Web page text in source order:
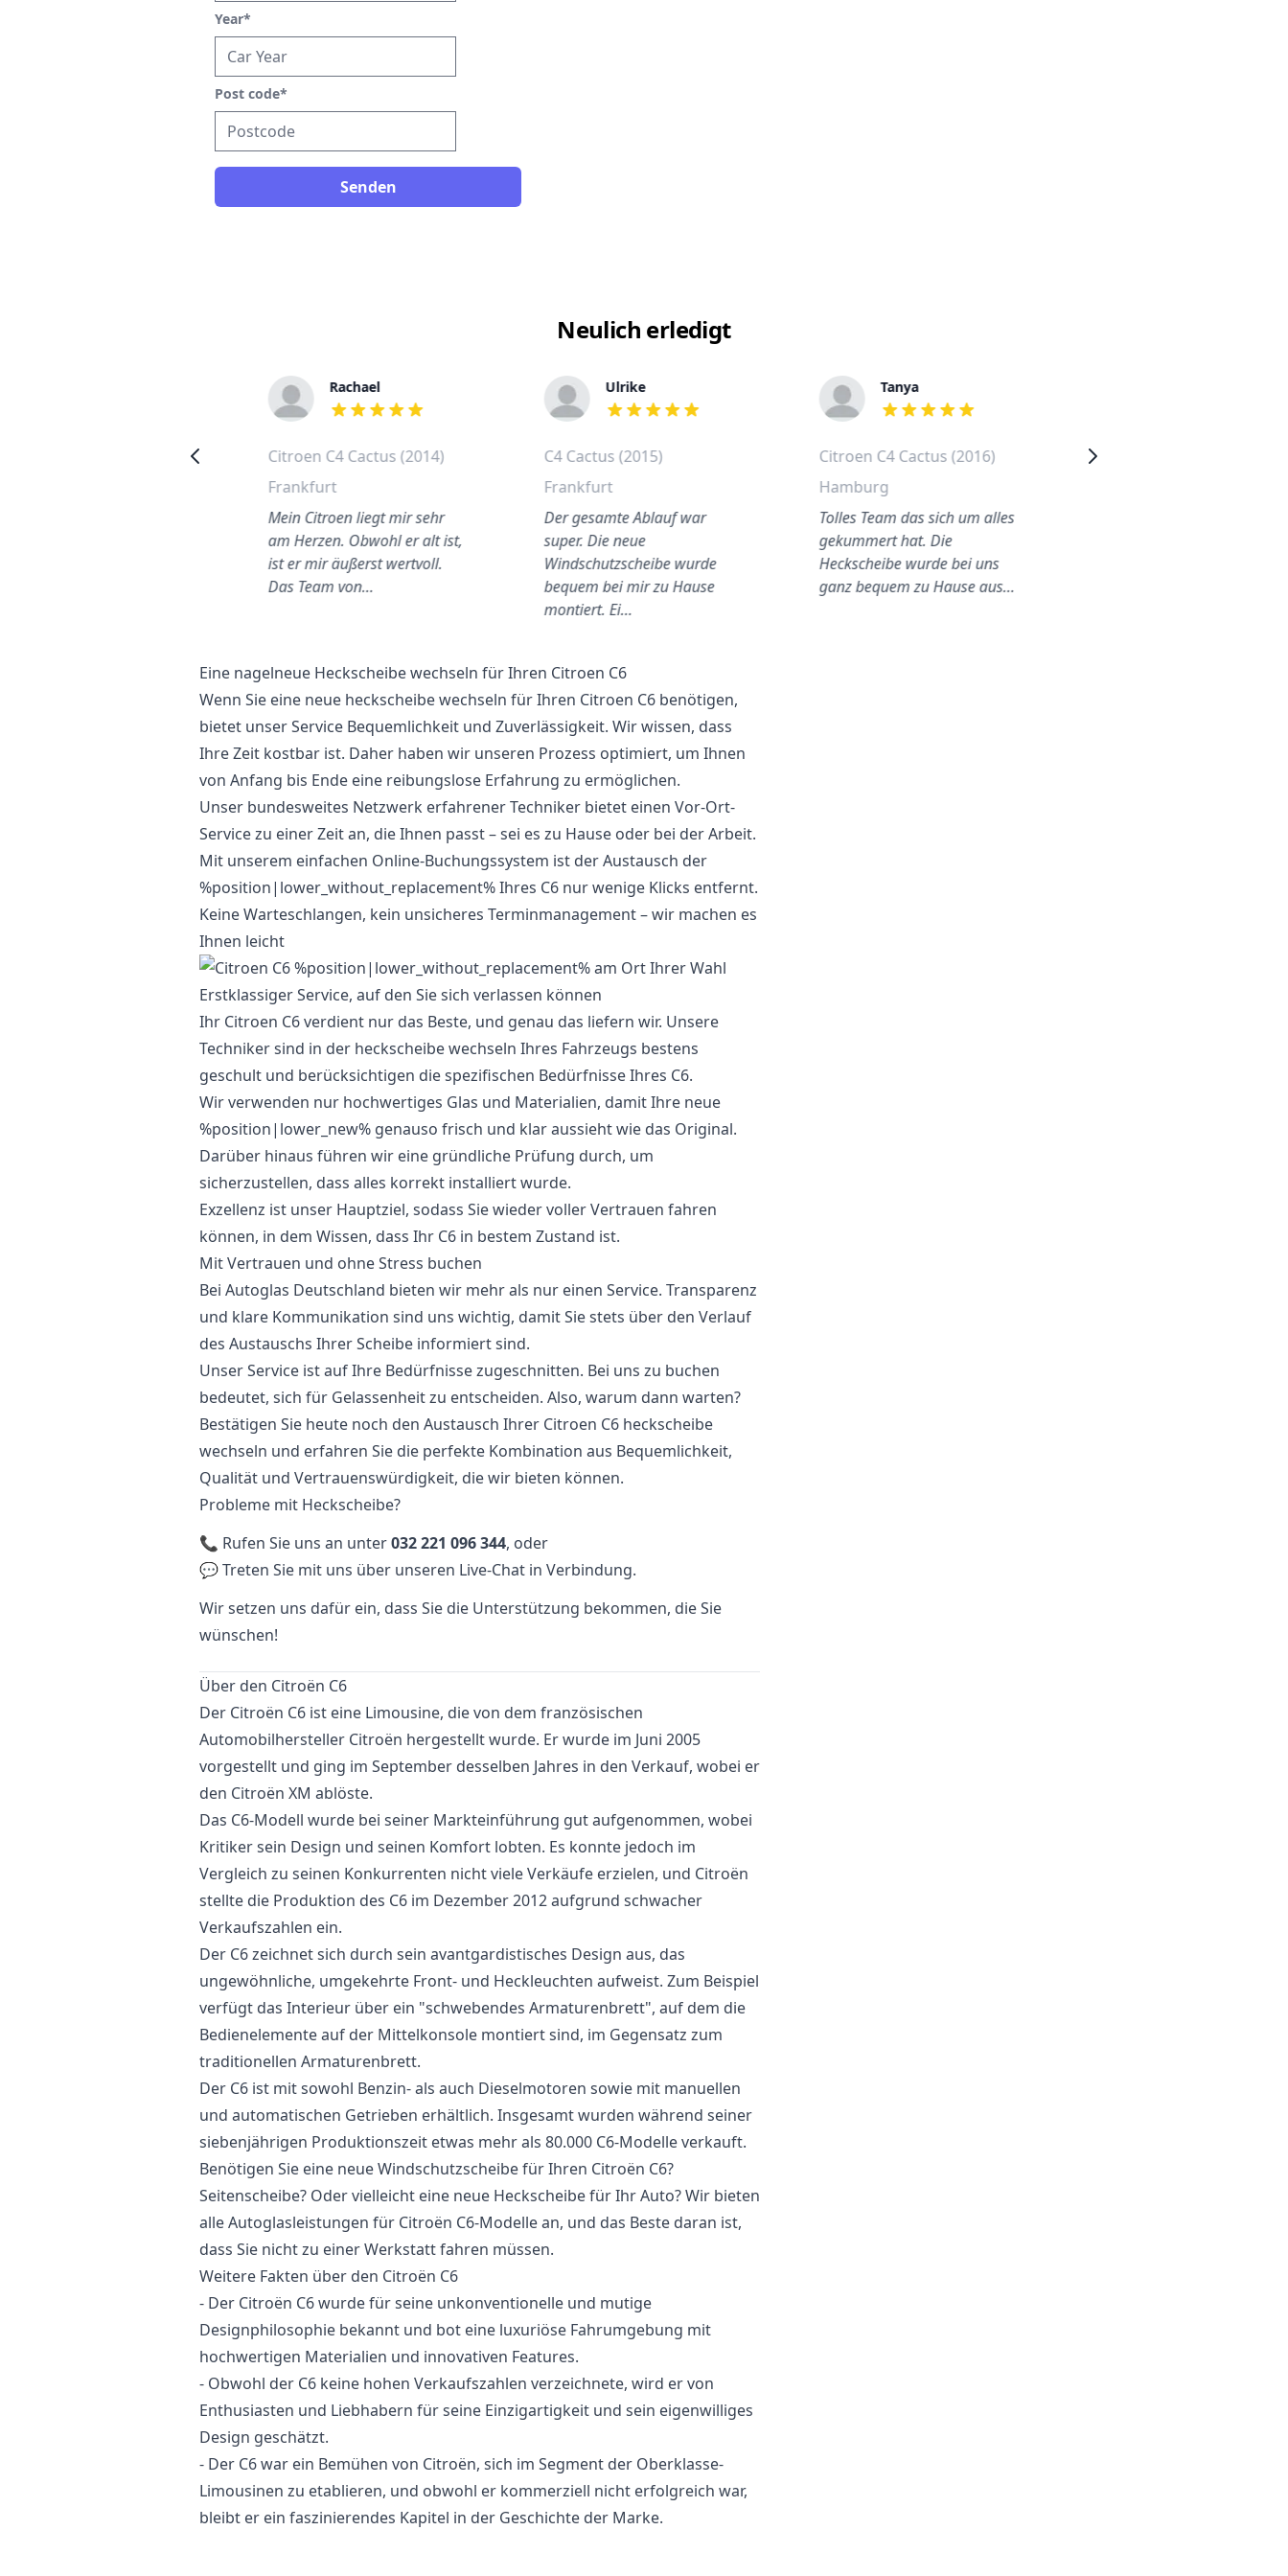
Year*
Post code*
Senden
Neulich erledigt
Rachael
out of 5 stars
Citroen C4 Cactus (2014)
Frankfurt
Mein Citroen liegt mir sehr
am Herzen. Obwohl er alt ist,
ist er mir äußerst wertvoll.
Das Team von…
Ulrike
out of 5 stars
C4 Cactus (2015)
Frankfurt
Der gesamte Ablauf war
super. Die neue
Windschutzscheibe wurde
bequem bei mir zu Hause
montiert. Ei…
Tanya
out of 5 stars
Citroen C4 Cactus (2016)
Hamburg
Tolles Team das sich um alles
gekummert hat. Die
Heckscheibe wurde bei uns
ganz bequem zu Hause aus…
Citroen Berlingo
Eine nagelneue Heckscheibe wechseln für Ihren Citroen C6
Wenn Sie eine neue heckscheibe wechseln für Ihren Citroen C6 benötigen,
bietet unser Service Bequemlichkeit und Zuverlässigkeit. Wir wissen, dass
Ihre Zeit kostbar ist. Daher haben wir unseren Prozess optimiert, um Ihnen
von Anfang bis Ende eine reibungslose Erfahrung zu ermöglichen.
Unser bundesweites Netzwerk erfahrener Techniker bietet einen Vor-Ort-
Service zu einer Zeit an, die Ihnen passt – sei es zu Hause oder bei der Arbeit.
Mit unserem einfachen Online-Buchungssystem ist der Austausch der
%position|lower_without_replacement% Ihres C6 nur wenige Klicks entfernt.
Keine Warteschlangen, kein unsicheres Terminmanagement – wir machen es
Ihnen leicht
Erstklassiger Service, auf den Sie sich verlassen können
Ihr Citroen C6 verdient nur das Beste, und genau das liefern wir. Unsere
Techniker sind in der heckscheibe wechseln Ihres Fahrzeugs bestens
geschult und berücksichtigen die spezifischen Bedürfnisse Ihres C6.
Wir verwenden nur hochwertiges Glas und Materialien, damit Ihre neue
%position|lower_new% genauso frisch und klar aussieht wie das Original.
Darüber hinaus führen wir eine gründliche Prüfung durch, um
sicherzustellen, dass alles korrekt installiert wurde.
Exzellenz ist unser Hauptziel, sodass Sie wieder voller Vertrauen fahren
können, in dem Wissen, dass Ihr C6 in bestem Zustand ist.
Mit Vertrauen und ohne Stress buchen
Bei Autoglas Deutschland bieten wir mehr als nur einen Service. Transparenz
und klare Kommunikation sind uns wichtig, damit Sie stets über den Verlauf
des Austauschs Ihrer Scheibe informiert sind.
Unser Service ist auf Ihre Bedürfnisse zugeschnitten. Bei uns zu buchen
bedeutet, sich für Gelassenheit zu entscheiden. Also, warum dann warten?
Bestätigen Sie heute noch den Austausch Ihrer Citroen C6 heckscheibe
wechseln und erfahren Sie die perfekte Kombination aus Bequemlichkeit,
Qualität und Vertrauenswürdigkeit, die wir bieten können.
Probleme mit Heckscheibe?
📞 Rufen Sie uns an unter032 221 096 344, oder
💬 Treten Sie mit uns über unseren Live-Chat in Verbindung.
Wir setzen uns dafür ein, dass Sie die Unterstützung bekommen, die Sie
wünschen!
Über den Citroën C6
Der Citroën C6 ist eine Limousine, die von dem französischen
Automobilhersteller Citroën hergestellt wurde. Er wurde im Juni 2005
vorgestellt und ging im September desselben Jahres in den Verkauf, wobei er
den Citroën XM ablöste.
Das C6-Modell wurde bei seiner Markteinführung gut aufgenommen, wobei
Kritiker sein Design und seinen Komfort lobten. Es konnte jedoch im
Vergleich zu seinen Konkurrenten nicht viele Verkäufe erzielen, und Citroën
stellte die Produktion des C6 im Dezember 2012 aufgrund schwacher
Verkaufszahlen ein.
Der C6 zeichnet sich durch sein avantgardistisches Design aus, das
ungewöhnliche, umgekehrte Front- und Heckleuchten aufweist. Zum Beispiel
verfügt das Interieur über ein "schwebendes Armaturenbrett", auf dem die
Bedienelemente auf der Mittelkonsole montiert sind, im Gegensatz zum
traditionellen Armaturenbrett.
Der C6 ist mit sowohl Benzin- als auch Dieselmotoren sowie mit manuellen
und automatischen Getrieben erhältlich. Insgesamt wurden während seiner
siebenjährigen Produktionszeit etwas mehr als 80.000 C6-Modelle verkauft.
Benötigen Sie eine neue Windschutzscheibe für Ihren Citroën C6?
Seitenscheibe? Oder vielleicht eine neue Heckscheibe für Ihr Auto? Wir bieten
alle Autoglasleistungen für Citroën C6-Modelle an, und das Beste daran ist,
dass Sie nicht zu einer Werkstatt fahren müssen.
Weitere Fakten über den Citroën C6
- Der Citroën C6 wurde für seine unkonventionelle und mutige
Designphilosophie bekannt und bot eine luxuriöse Fahrumgebung mit
hochwertigen Materialien und innovativen Features.
- Obwohl der C6 keine hohen Verkaufszahlen verzeichnete, wird er von
Enthusiasten und Liebhabern für seine Einzigartigkeit und sein eigenwilliges
Design geschätzt.
- Der C6 war ein Bemühen von Citroën, sich im Segment der Oberklasse-
Limousinen zu etablieren, und obwohl er kommerziell nicht erfolgreich war,
bleibt er ein faszinierendes Kapitel in der Geschichte der Marke.